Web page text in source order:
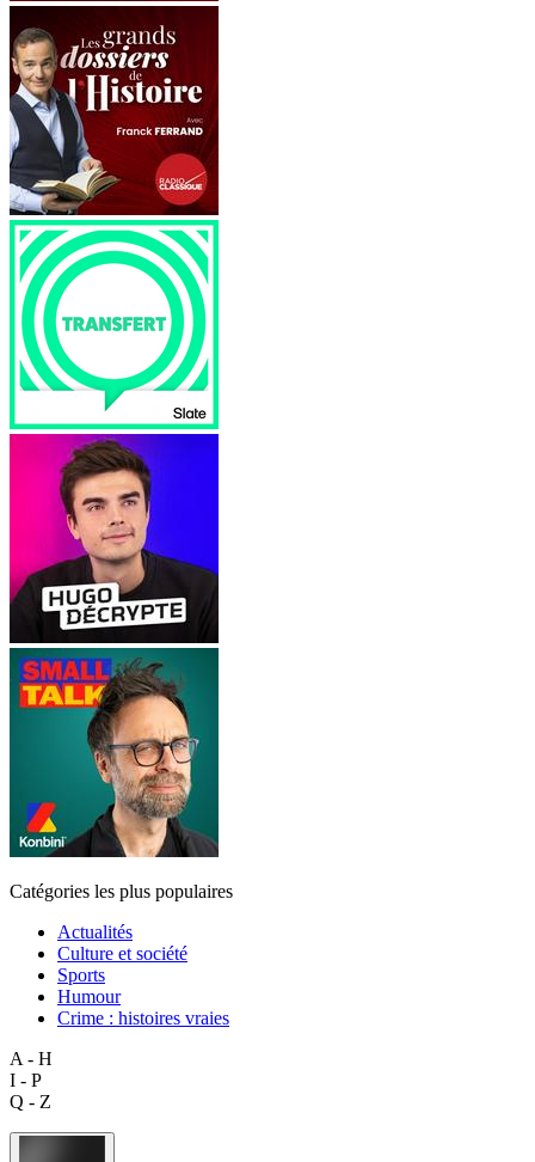
Catégories les plus populaires
Actualités
Culture et société
Sports
Humour
Crime : histoires vraies
A - H
I - P
Q - Z